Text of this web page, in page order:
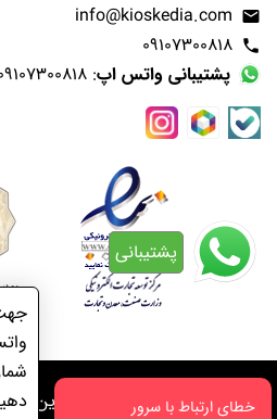
خطای ارتباط با سرور
پشتیبانی
email
info@kioskedia.com
phone
09107300818
پشتیبانی واتس اپ: 09107300818
تمامی حقوق مادی و معنوی این